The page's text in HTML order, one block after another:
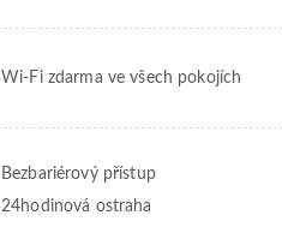
Wi-Fi zdarma ve všech pokojích
Bezbariérový přístup
24hodinová ostraha